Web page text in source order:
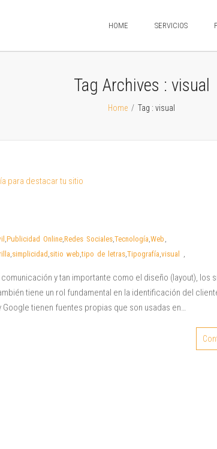
HOME SERVICIOS
Tag Archives : visual
Home / Tag : visual
,Publicidad Online,Redes Sociales,Tecnología,Web ,
,simplicidad ,sitio web,tipo de letras,Tipografía,visual ,
y tan importante como el diseño (layout), los
tiene un rol fundamental en la identificación del
tienen fuentes propias que son usadas en…